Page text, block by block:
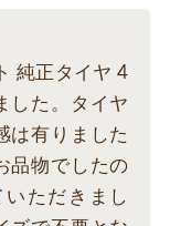
純正タイヤ 4
した。タイヤ
は有りました
品物でしたの
ただきまし